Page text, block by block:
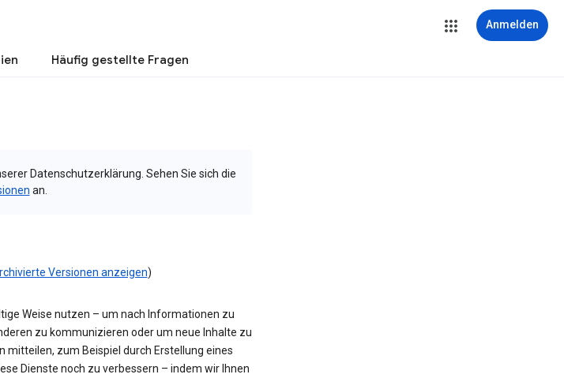
Anmelden
Häufig gestellte Fragen
Datenschutzerklärung. Sehen Sie sich die
an.
Versionen anzeigen)
Weise nutzen – um nach Informationen zu
zu kommunizieren oder um neue Inhalte zu
mitteilen, zum Beispiel durch Erstellung eines
Dienste noch zu verbessern – indem wir Ihnen